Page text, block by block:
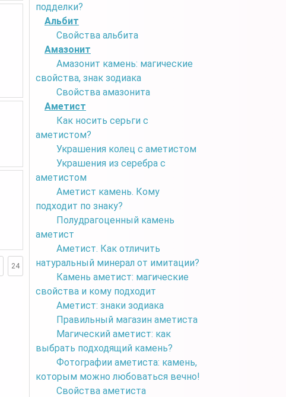
24
подделки?
Альбит
Свойства альбита
Амазонит
Амазонит камень: магические
свойства, знак зодиака
Свойства амазонита
Аметист
Как носить серьги с
аметистом?
Украшения колец с аметистом
Украшения из серебра с
аметистом
Аметист камень. Кому
подходит по знаку?
Полудрагоценный камень
аметист
Аметист. Как отличить
натуральный минерал от имитации?
Камень аметист: магические
свойства и кому подходит
Аметист: знаки зодиака
Правильный магазин аметиста
Магический аметист: как
выбрать подходящий камень?
Фотографии аметиста: камень,
которым можно любоваться вечно!
Свойства аметиста